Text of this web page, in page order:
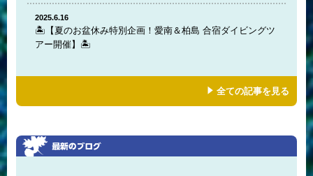
2025.6.16
🏝️【夏のお盆休み特別企画！愛南＆柏島 合宿ダイビングツ
アー開催】🏝️
全ての記事を見る